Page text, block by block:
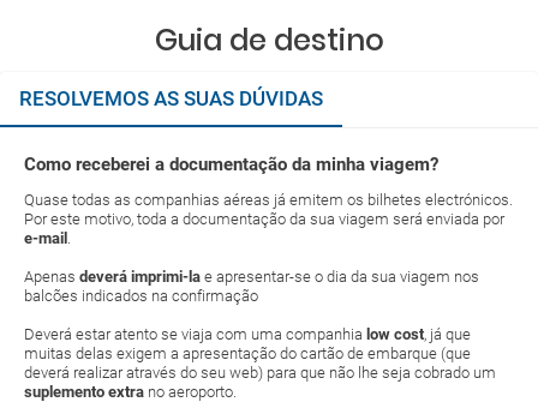
Guia de destino
RESOLVEMOS AS SUAS DÚVIDAS
Como receberei a documentação da minha viagem?
Quase todas as companhias aéreas já emitem os bilhetes electrónicos.
Por este motivo, toda a documentação da sua viagem será enviada por
e-mail .
Apenas deverá imprimi-la e apresentar-se o dia da sua viagem nos
balcões indicados na confirmação
Deverá estar atento se viaja com uma companhia low cost, já que
muitas delas exigem a apresentação do cartão de embarque (que
deverá realizar através do seu web) para que não lhe seja cobrado um
suplemento extra no aeroporto.